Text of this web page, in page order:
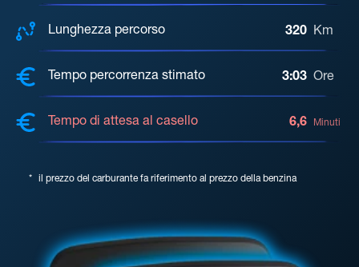
Lunghezza percorso 320 Km
Tempo percorrenza stimato 3:03 Ore
Tempo di attesa al casello 6,6 Minuti
* il prezzo del carburante fa riferimento al prezzo della benzina